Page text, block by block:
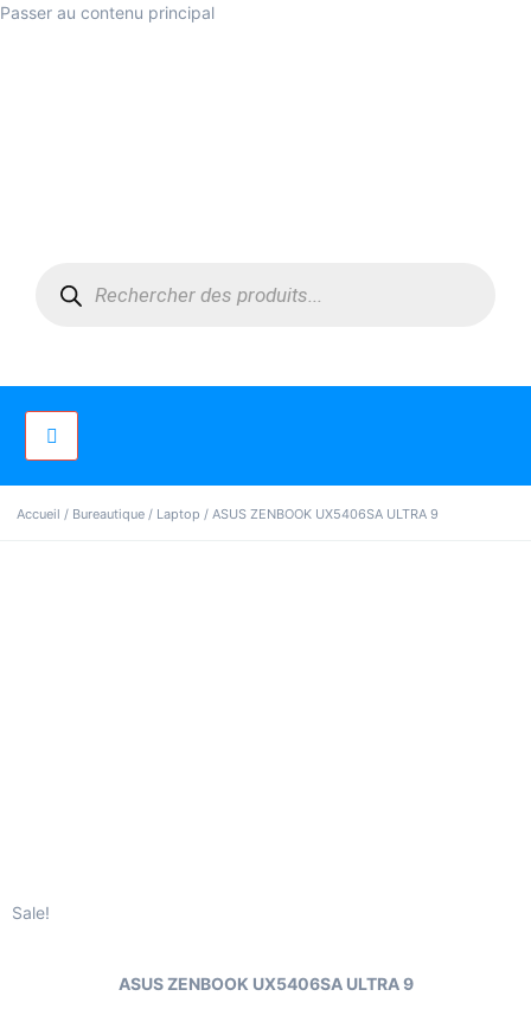
Passer au contenu principal
Accueil / Bureautique / Laptop / ASUS ZENBOOK UX5406SA ULTRA 9
Sale!
ASUS ZENBOOK UX5406SA ULTRA 9